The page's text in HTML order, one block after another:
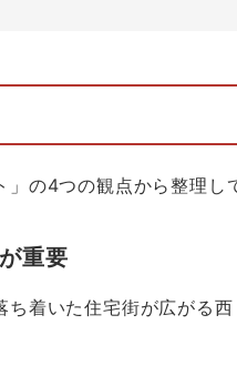
」の4つの観点から整理し
重要
着いた住宅街が広がる